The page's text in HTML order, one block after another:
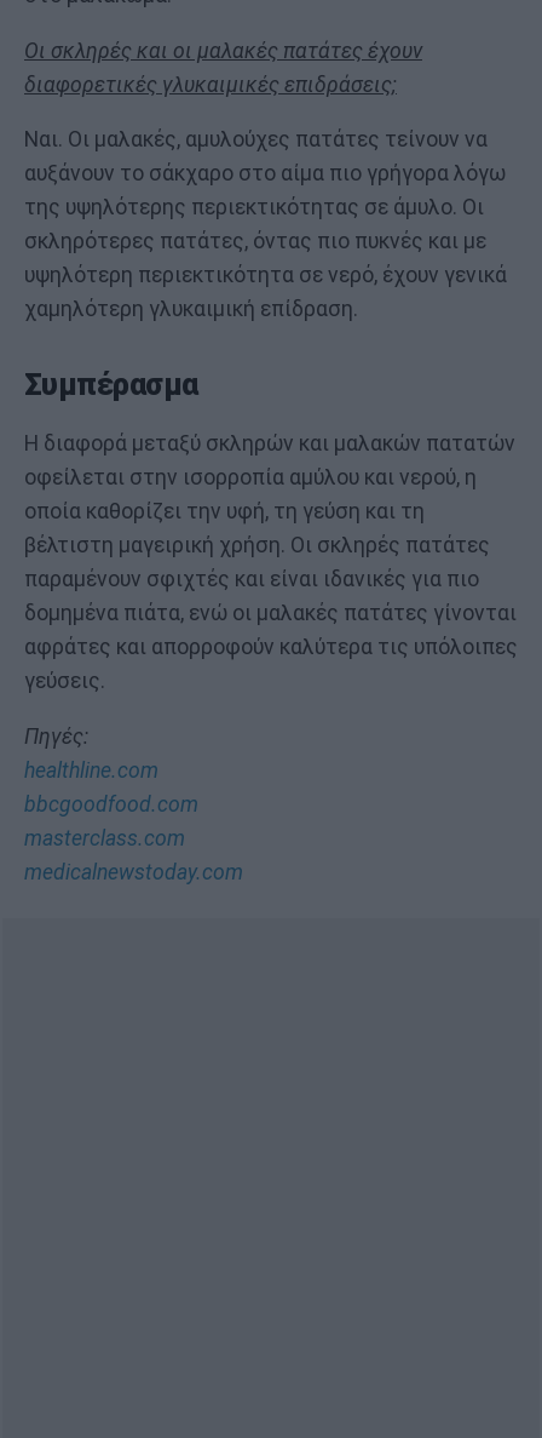
Οι σκληρές και οι μαλακές πατάτες έχουν
διαφορετικές γλυκαιμικές επιδράσεις;
Ναι. Οι μαλακές, αμυλούχες πατάτες τείνουν να
αυξάνουν το σάκχαρο στο αίμα πιο γρήγορα λόγω
της υψηλότερης περιεκτικότητας σε άμυλο. Οι
σκληρότερες πατάτες, όντας πιο πυκνές και με
υψηλότερη περιεκτικότητα σε νερό, έχουν γενικά
χαμηλότερη γλυκαιμική επίδραση.
Συμπέρασμα
Η διαφορά μεταξύ σκληρών και μαλακών πατατών
οφείλεται στην ισορροπία αμύλου και νερού, η
οποία καθορίζει την υφή, τη γεύση και τη
βέλτιστη μαγειρική χρήση. Οι σκληρές πατάτες
παραμένουν σφιχτές και είναι ιδανικές για πιο
δομημένα πιάτα, ενώ οι μαλακές πατάτες γίνονται
αφράτες και απορροφούν καλύτερα τις υπόλοιπες
γεύσεις.
Πηγές:
healthline.com
bbcgoodfood.com
masterclass.com
medicalnewstoday.com